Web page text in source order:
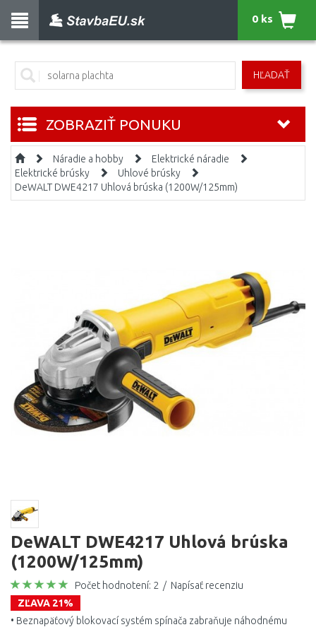
HĽADAŤ
0 ks
ZOBRAZIŤ PONUKU
Náradie a hobby
Elektrické náradie
Elektrické brúsky
Uhlové brúsky
DeWALT DWE4217 Uhlová brúska (1200W/125mm)
DeWALT DWE4217 Uhlová brúska
(1200W/125mm)
Počet hodnotení: 2 / Napísať recenziu
ZĽAVA 21%
• Beznapäťový blokovací systém spínača zabraňuje náhodnému